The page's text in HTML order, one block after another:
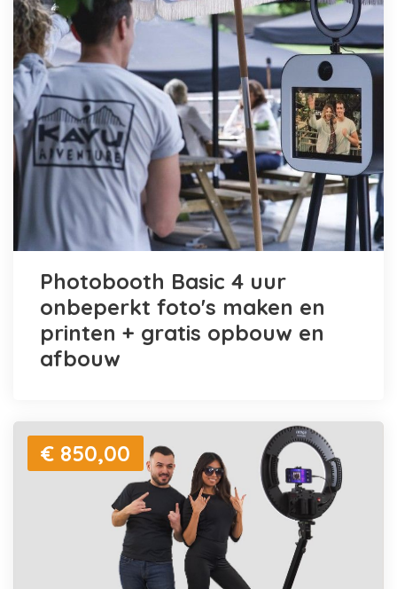
Photobooth Basic 4 uur
onbeperkt foto's maken en
printen + gratis opbouw en
afbouw
€ 850,00